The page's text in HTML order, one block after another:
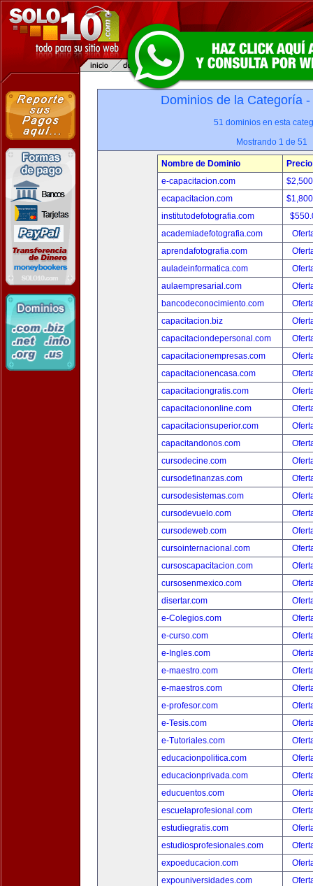
Dominios de la Categoría -
51 dominios en esta
Mostrando 1 de 51
Nombre de Dominio
Precio
e-capacitacion.com
ecapacitacion.com
institutodefotografia.com
academiadefotografia.com
aprendafotografia.com
auladeinformatica.com
aulaempresarial.com
bancodeconocimiento.com
capacitacion.biz
capacitaciondepersonal.com
capacitacionempresas.com
capacitacionencasa.com
capacitaciongratis.com
capacitaciononline.com
capacitacionsuperior.com
capacitandonos.com
cursodecine.com
cursodefinanzas.com
cursodesistemas.com
cursodevuelo.com
cursodeweb.com
cursointernacional.com
cursoscapacitacion.com
cursosenmexico.com
disertar.com
e-Colegios.com
e-curso.com
e-Ingles.com
e-maestro.com
e-maestros.com
e-profesor.com
e-Tesis.com
e-Tutoriales.com
educacionpolitica.com
educacionprivada.com
educuentos.com
escuelaprofesional.com
estudiegratis.com
estudiosprofesionales.com
expoeducacion.com
expouniversidades.com